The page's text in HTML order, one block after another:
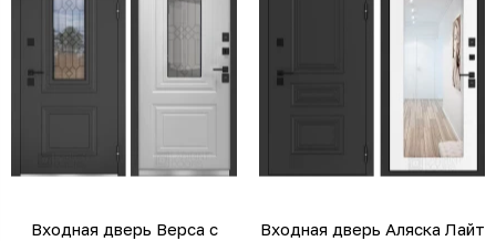
Входная дверь Верса с
Входная дверь Аляска Лайт